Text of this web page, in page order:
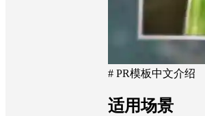
# PR模板中文介绍
适用场景